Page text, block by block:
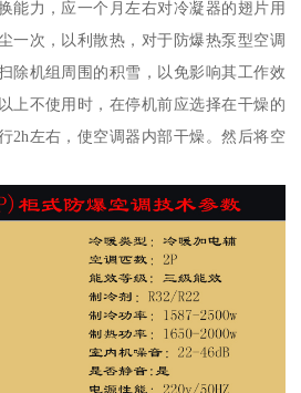
能力，应一个月左右对冷凝器的翅片用
一次，以利散热，对于防爆热泵型空调
除机组周围的积雪，以免影响其工作效
上不使用时，在停机前应选择在干燥的
2h左右，使空调器内部干燥。然后将空